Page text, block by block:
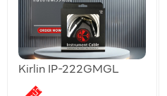
Kirlin IP-222GMGL